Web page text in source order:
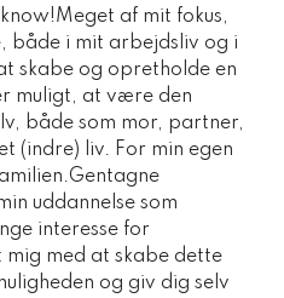
af mit fokus,
både i mit arbejdsliv og i
skabe og opretholde en
muligt, at være den
både som mor, partner,
(indre) liv. For min egen
uddannelse som
interesse for
mig med at skabe dette
og giv dig selv